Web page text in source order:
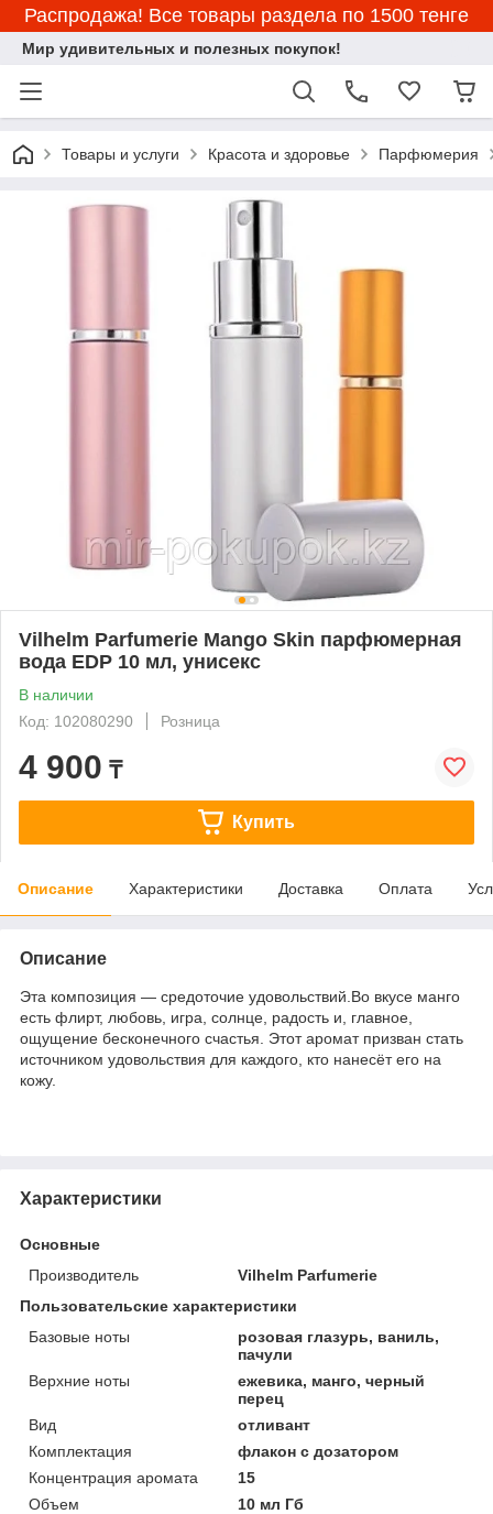
Распродажа! Все товары раздела по 1500 тенге
Мир удивительных и полезных покупок!
Товары и услуги Красота и здоровье Парфюмерия
Vilhelm Parfumerie Mango Skin парфюмерная
вода EDP 10 мл, унисекс
В наличии
Код: 102080290
Розница
4 900 ₸
Купить
Описание Характеристики Доставка Оплата
Описание
Эта композиция — средоточие удовольствий.Во вкусе манго
есть флирт, любовь, игра, солнце, радость и, главное,
ощущение бесконечного счастья. Этот аромат призван стать
источником удовольствия для каждого, кто нанесёт его на
кожу.
Характеристики
Основные
Производитель
Vilhelm Parfumerie
Пользовательские характеристики
Базовые ноты
розовая глазурь, ваниль,
пачули
Верхние ноты
ежевика, манго, черный
перец
Вид
отливант
Комплектация
флакон с дозатором
Концентрация аромата
15
Объем
10 мл Гб